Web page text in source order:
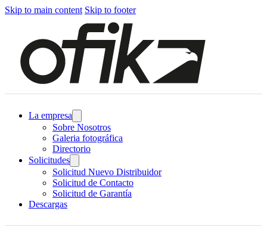
Skip to main content Skip to footer
La empresa
Sobre Nosotros
Galeria fotográfica
Directorio
Solicitudes
Solicitud Nuevo Distribuidor
Solicitud de Contacto
Solicitud de Garantía
Descargas